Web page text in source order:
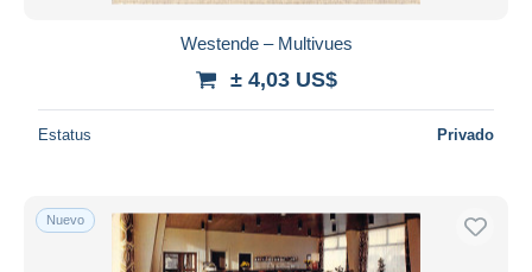
Westende – Multivues
± 4,03 US$
Estatus Privado
Nuevo